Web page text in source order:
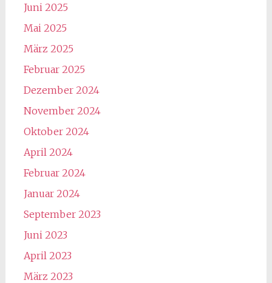
Juni 2025
Mai 2025
März 2025
Februar 2025
Dezember 2024
November 2024
Oktober 2024
April 2024
Februar 2024
Januar 2024
September 2023
Juni 2023
April 2023
März 2023